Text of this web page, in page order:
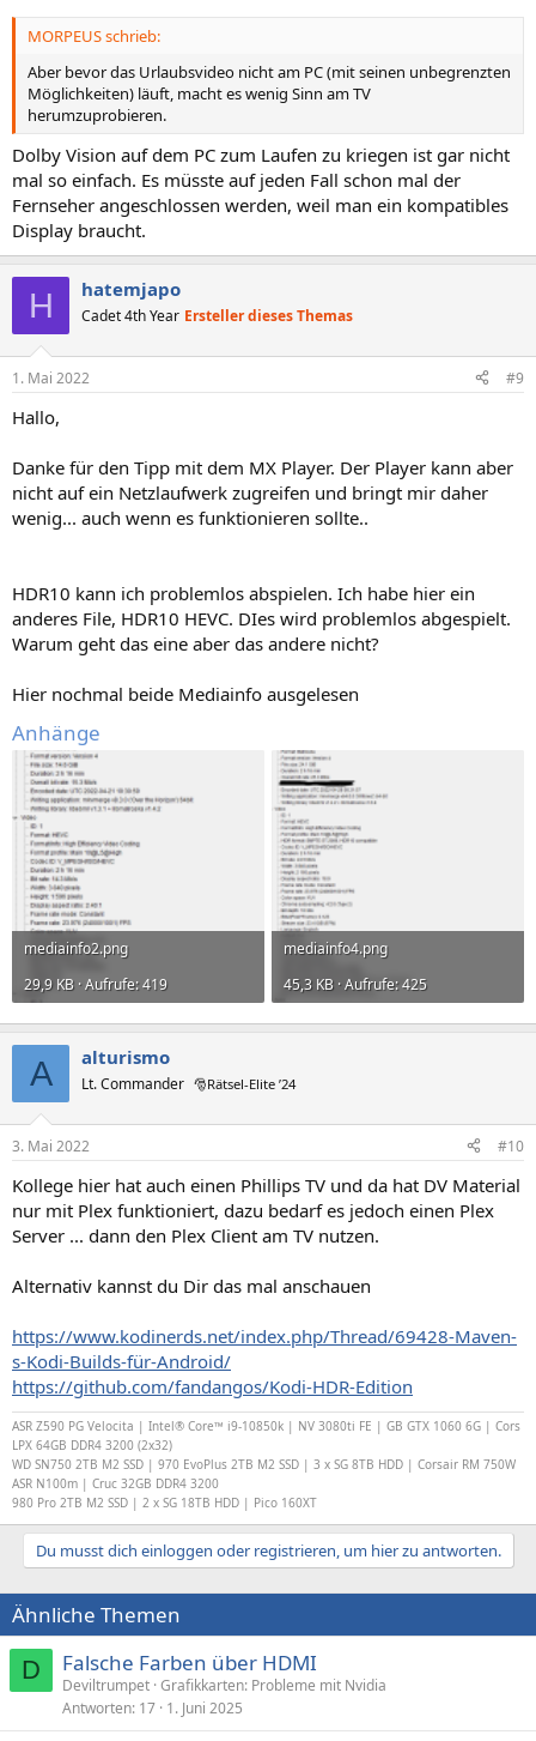
MORPEUS schrieb:
Aber bevor das Urlaubsvideo nicht am PC (mit seinen unbegrenzten
Möglichkeiten) läuft, macht es wenig Sinn am TV
herumzuprobieren.
Dolby Vision auf dem PC zum Laufen zu kriegen ist gar nicht
mal so einfach. Es müsste auf jeden Fall schon mal der
Fernseher angeschlossen werden, weil man ein kompatibles
Display braucht.
H hatemjapo
Cadet 4th Year Ersteller dieses Themas
1. Mai 2022 #9
Hallo,
Danke für den Tipp mit dem MX Player. Der Player kann aber
nicht auf ein Netzlaufwerk zugreifen und bringt mir daher
wenig... auch wenn es funktionieren sollte..
HDR10 kann ich problemlos abspielen. Ich habe hier ein
anderes File, HDR10 HEVC. DIes wird problemlos abgespielt.
Warum geht das eine aber das andere nicht?
Hier nochmal beide Mediainfo ausgelesen
Anhänge
mediainfo2.png
29,9 KB · Aufrufe: 419
mediainfo4.png
45,3 KB · Aufrufe: 425
A alturismo
Lt. Commander 🎅Rätsel-Elite ’24
3. Mai 2022 #10
Kollege hier hat auch einen Phillips TV und da hat DV Material
nur mit Plex funktioniert, dazu bedarf es jedoch einen Plex
Server ... dann den Plex Client am TV nutzen.
Alternativ kannst du Dir das mal anschauen
https://www.kodinerds.net/index.php/Thread/69428-Maven-
s-Kodi-Builds-für-Android/
https://github.com/fandangos/Kodi-HDR-Edition
ASR Z590 PG Velocita | Intel® Core™ i9-10850k | NV 3080ti FE | GB GTX 1060 6G | Cors
LPX 64GB DDR4 3200 (2x32)
WD SN750 2TB M2 SSD | 970 EvoPlus 2TB M2 SSD | 3 x SG 8TB HDD | Corsair RM 750W
ASR N100m | Cruc 32GB DDR4 3200
980 Pro 2TB M2 SSD | 2 x SG 18TB HDD | Pico 160XT
Du musst dich einloggen oder registrieren, um hier zu antworten.
Ähnliche Themen
D Falsche Farben über HDMI
Deviltrumpet Grafikkarten: Probleme mit Nvidia
Antworten 17 1. Juni 2025